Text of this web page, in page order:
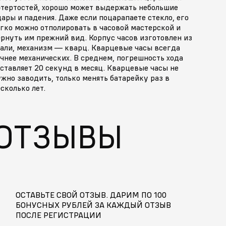
хорошо может выдержать небольшие
и падения. Даже если поцарапаете стекло, его
можно отполировать в часовой мастерской и
им прежний вид. Корпус часов изготовлен из
механизм — кварц. Кварцевые часы всегда
механических. В среднем, погрешность хода
20 секунд в месяц. Кварцевые часы не
заводить, только менять батарейку раз в
лет.
ОСТАВЬТЕ СВОЙ ОТЗЫВ. ДАРИМ ПО 100
БОНУСНЫХ РУБЛЕЙ ЗА КАЖДЫЙ ОТЗЫВ
ПОСЛЕ РЕГИСТРАЦИИ